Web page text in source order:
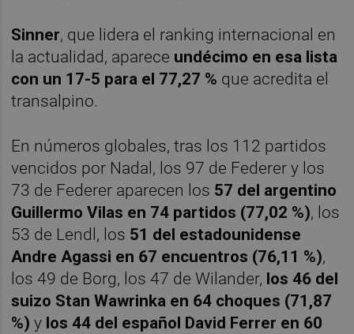
Sinner, que lidera el ranking internacional en
la actualidad, aparece undécimo en esa lista
con un 17-5 para el 77,27 % que acredita el
transalpino.
En números globales, tras los 112 partidos
vencidos por Nadal, los 97 de Federer y los
73 de Federer aparecen los 57 del argentino
Guillermo Vilas en 74 partidos (77,02 %), los
53 de Lendl, los 51 del estadounidense
Andre Agassi en 67 encuentros (76,11 %),
los 49 de Borg, los 47 de Wilander, los 46 del
suizo Stan Wawrinka en 64 choques (71,87
%)y los 44 del español David Ferrer en 60